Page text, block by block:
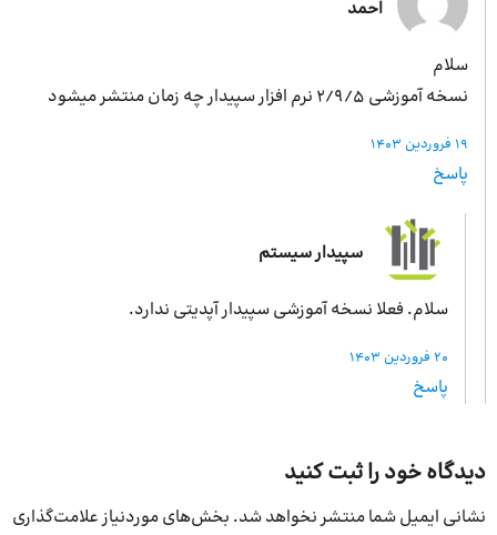
احمد
سلام
نسخه آموزشی 2/9/5 نرم افزار سپیدار چه زمان منتشر میشود
19 فروردین 1403
پاسخ
سپیدار سیستم
سلام. فعلا نسخه آموزشی سپیدار آپدیتی ندارد.
20 فروردین 1403
پاسخ
دیدگاه خود را ثبت کنید
نشانی ایمیل شما منتشر نخواهد شد. بخش‌های موردنیاز علامت‌گذاری